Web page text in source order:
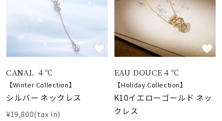
CANAL ４℃
【Winter Collection】
シルバー ネックレス
¥19,800(tax in)
EAU DOUCE４℃
【Holiday Collection】
K10イエローゴールド ネッ
クレス